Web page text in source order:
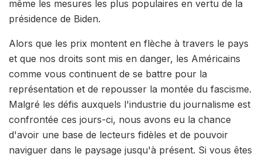
même les mesures les plus populaires en vertu de la
présidence de Biden.
Alors que les prix montent en flèche à travers le pays
et que nos droits sont mis en danger, les Américains
comme vous continuent de se battre pour la
représentation et de repousser la montée du fascisme.
Malgré les défis auxquels l'industrie du journalisme est
confrontée ces jours-ci, nous avons eu la chance
d'avoir une base de lecteurs fidèles et de pouvoir
naviguer dans le paysage jusqu'à présent. Si vous êtes